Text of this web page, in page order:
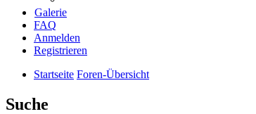
Galerie
FAQ
Anmelden
Registrieren
Startseite Foren-Übersicht
Suche